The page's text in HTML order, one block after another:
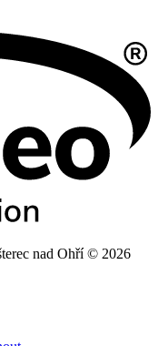
nad Ohří © 2026